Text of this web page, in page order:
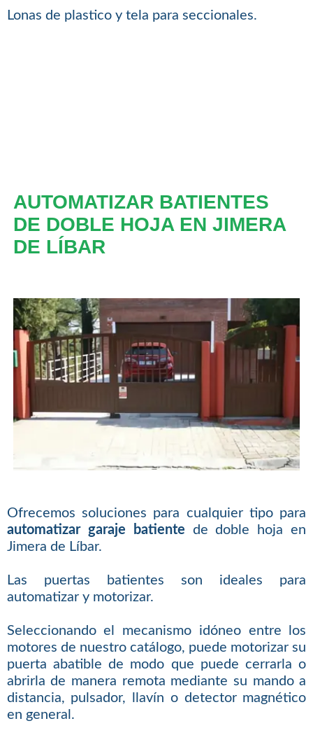
Lonas de plastico y tela para seccionales.
AUTOMATIZAR BATIENTES
DE DOBLE HOJA EN JIMERA
DE LÍBAR
Ofrecemos soluciones para cualquier tipo para
automatizar garaje batiente de doble hoja en
Jimera de Líbar.
Las puertas batientes son ideales para
automatizar y motorizar.
Seleccionando el mecanismo idóneo entre los
motores de nuestro catálogo, puede motorizar su
puerta abatible de modo que puede cerrarla o
abrirla de manera remota mediante su mando a
distancia, pulsador, llavín o detector magnético
en general.